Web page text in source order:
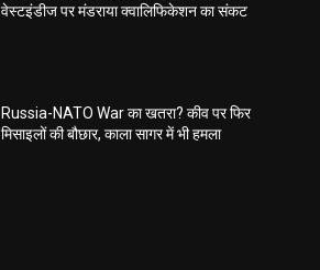
वेस्टइंडीज पर मंडराया क्वालिफिकेशन का संकट
Russia-NATO War का खतरा? कीव पर फिर
मिसाइलों की बौछार, काला सागर में भी हमला